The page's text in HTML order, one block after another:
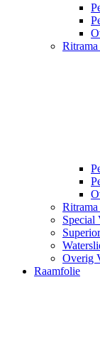
Ritrama
Special
Overig
Raamfolie